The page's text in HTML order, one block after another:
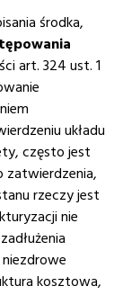
środka,
art. 324 ust. 1
układu
często jest
zatwierdzenia,
rzeczy jest
nie
kosztowa,